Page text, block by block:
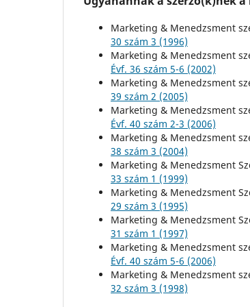
Marketing & Menedzsment
30 szám 3 (1996)
Marketing & Menedzsment
Évf. 36 szám 5-6 (2002)
Marketing & Menedzsment
39 szám 2 (2005)
Marketing & Menedzsment
Évf. 40 szám 2-3 (2006)
Marketing & Menedzsment
38 szám 3 (2004)
Marketing & Menedzsment
33 szám 1 (1999)
Marketing & Menedzsment
29 szám 3 (1995)
Marketing & Menedzsment
31 szám 1 (1997)
Marketing & Menedzsment
Évf. 40 szám 5-6 (2006)
Marketing & Menedzsment
32 szám 3 (1998)